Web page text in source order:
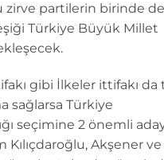
partilerin birinde
Türkiye Büyük Millet
gibi İlkeler ittifakı da
sağlarsa Türkiye
seçimine 2 önemli
Akşener ve